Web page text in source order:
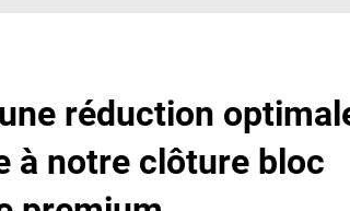
réduction
à notre clôture bloc